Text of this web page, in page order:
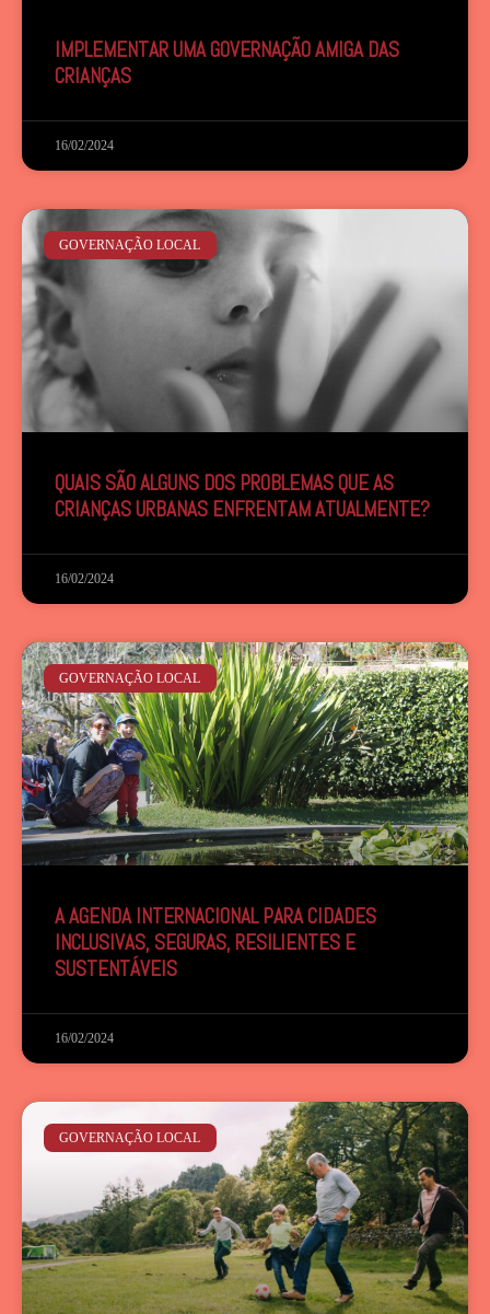
IMPLEMENTAR UMA GOVERNAÇÃO AMIGA DAS
CRIANÇAS
16/02/2024
GOVERNAÇÃO LOCAL
QUAIS SÃO ALGUNS DOS PROBLEMAS QUE AS
CRIANÇAS URBANAS ENFRENTAM ATUALMENTE?
16/02/2024
GOVERNAÇÃO LOCAL
A AGENDA INTERNACIONAL PARA CIDADES
INCLUSIVAS, SEGURAS, RESILIENTES E
SUSTENTÁVEIS
16/02/2024
GOVERNAÇÃO LOCAL